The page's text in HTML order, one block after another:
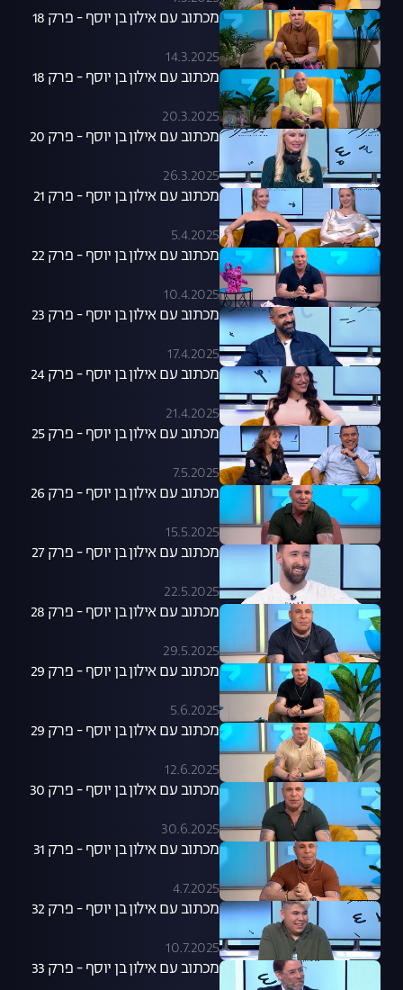
מכתוב עם אילון בן יוסף - פרק 18
14.3.2025
מכתוב עם אילון בן יוסף - פרק 18
20.3.2025
מכתוב עם אילון בן יוסף - פרק 20
26.3.2025
מכתוב עם אילון בן יוסף - פרק 21
5.4.2025
מכתוב עם אילון בן יוסף - פרק 22
10.4.2025
מכתוב עם אילון בן יוסף - פרק 23
17.4.2025
מכתוב עם אילון בן יוסף - פרק 24
21.4.2025
מכתוב עם אילון בן יוסף - פרק 25
7.5.2025
מכתוב עם אילון בן יוסף - פרק 26
15.5.2025
מכתוב עם אילון בן יוסף - פרק 27
22.5.2025
מכתוב עם אילון בן יוסף - פרק 28
29.5.2025
מכתוב עם אילון בן יוסף - פרק 29
5.6.2025
מכתוב עם אילון בן יוסף - פרק 29
12.6.2025
מכתוב עם אילון בן יוסף - פרק 30
30.6.2025
מכתוב עם אילון בן יוסף - פרק 31
4.7.2025
מכתוב עם אילון בן יוסף - פרק 32
10.7.2025
מכתוב עם אילון בן יוסף - פרק 33